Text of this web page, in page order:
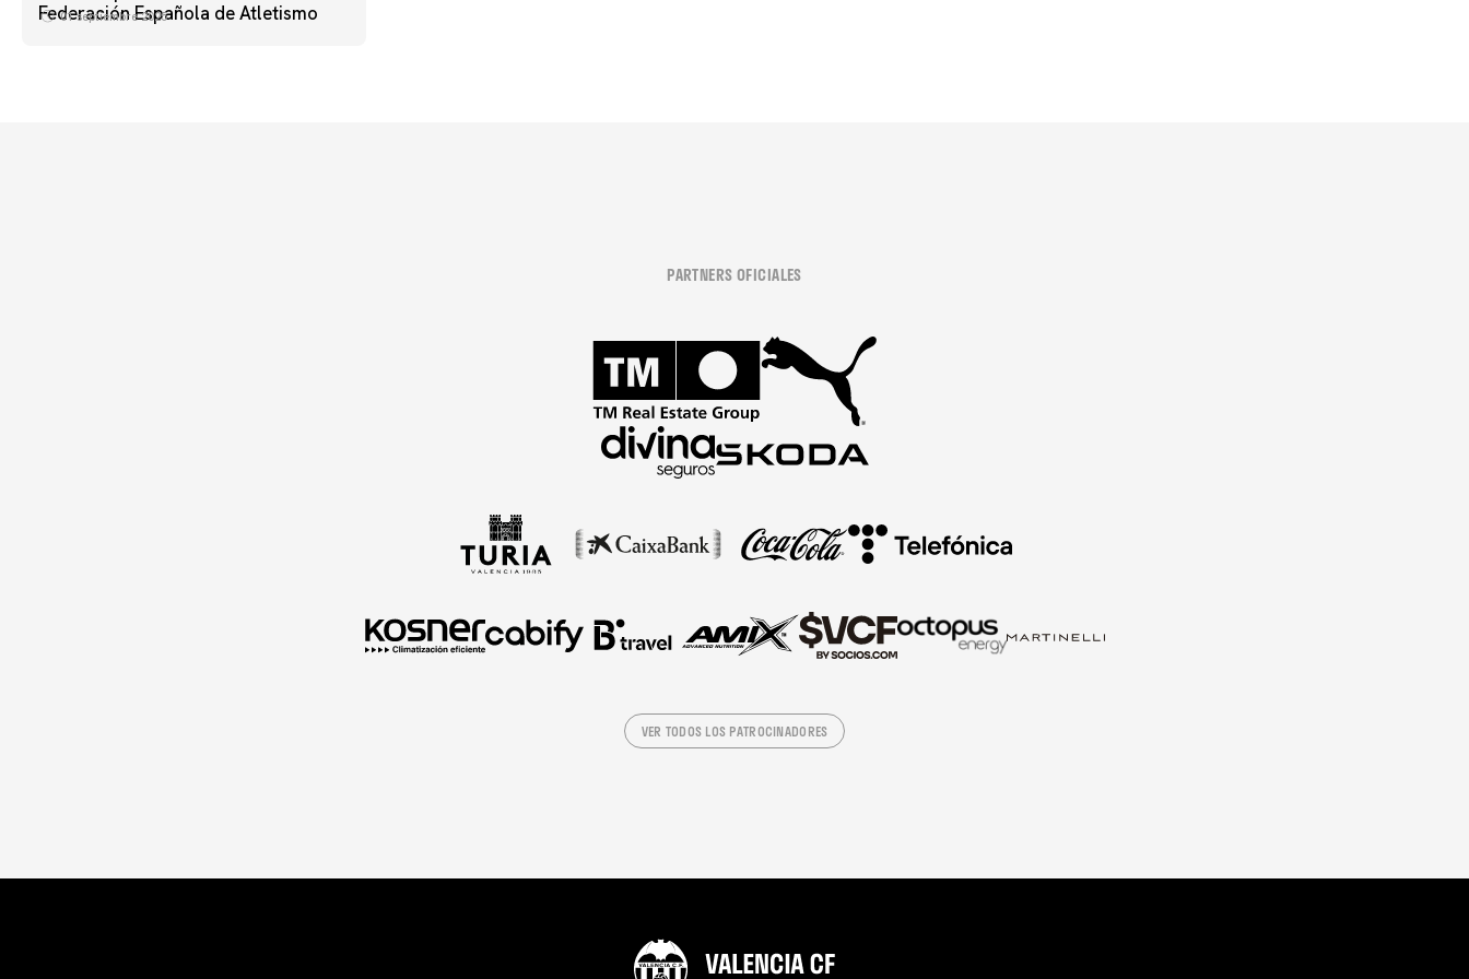
Federación Española de Atletismo
01 septiembre 2025
PARTNERS OFICIALES
VER TODOS LOS PATROCINADORES